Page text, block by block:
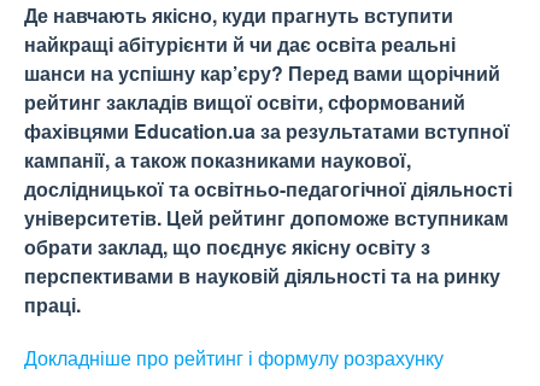
Де навчають якісно, куди прагнуть вступити
найкращі абітурієнти й чи дає освіта реальні
шанси на успішну кар’єру? Перед вами щорічний
рейтинг закладів вищої освіти, сформований
фахівцями Education.ua за результатами вступної
кампанії, а також показниками наукової,
дослідницької та освітньо-педагогічної діяльності
університетів. Цей рейтинг допоможе вступникам
обрати заклад, що поєднує якісну освіту з
перспективами в науковій діяльності та на ринку
праці.
Докладніше про рейтинг і формулу розрахунку